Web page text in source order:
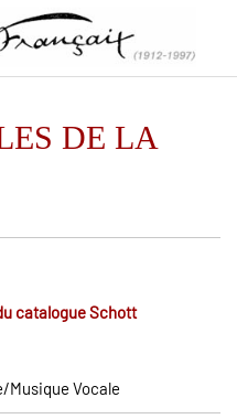
DE LA
catalogue Schott
Musique Vocale